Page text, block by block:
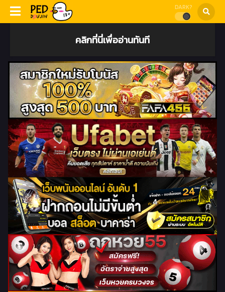
DARK?
คลิกที่นี่เพื่ออ่านทันที